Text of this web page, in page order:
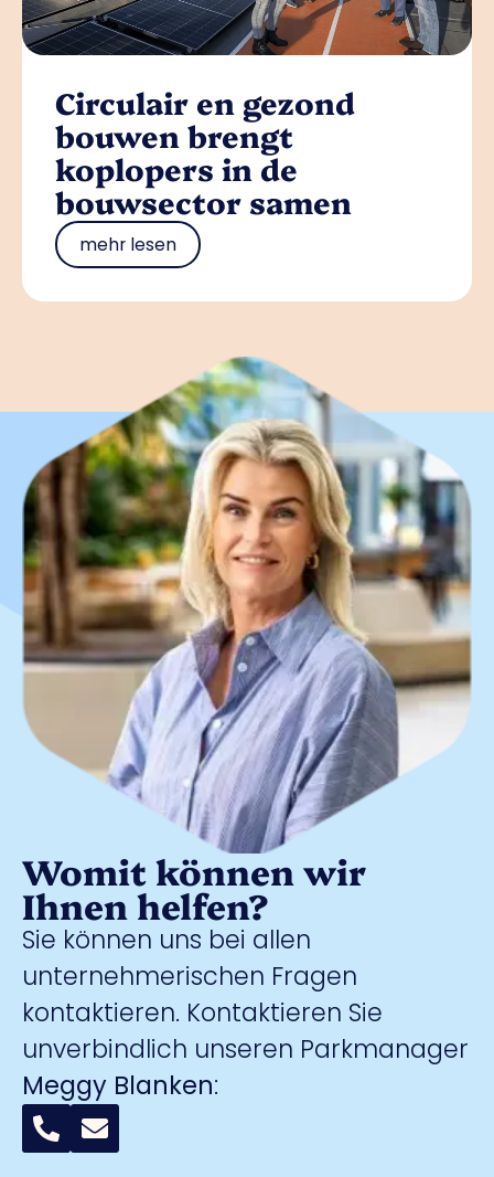
Circulair en gezond
bouwen brengt
koplopers in de
bouwsector samen
mehr lesen
Womit können wir
Ihnen helfen?
Sie können uns bei allen
unternehmerischen Fragen
kontaktieren. Kontaktieren Sie
unverbindlich unseren Parkmanager
Meggy Blanken: